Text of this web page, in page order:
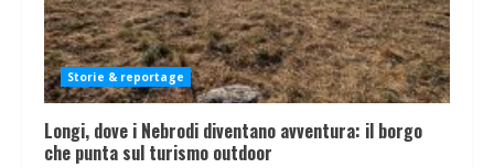
Storie & reportage
Longi, dove i Nebrodi diventano avventura: il borgo
che punta sul turismo outdoor